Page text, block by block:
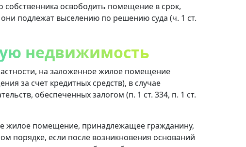
собственника освободить помещение в срок,
подлежат выселению по решению суда (ч. 1 ст.
недвижимость
на заложенное жилое помещение
за счет кредитных средств), в случае
обеспеченных залогом (п. 1 ст. 334, п. 1 ст.
жилое помещение, принадлежащее гражданину,
порядке, если после возникновения оснований